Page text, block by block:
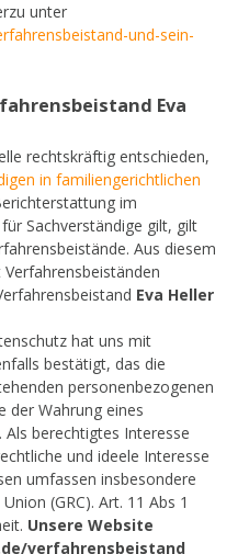
unter
und-sein-
Eva
rechtskräftig entschieden,
in familiengerichtlichen
im
Sachverständige gilt, gilt
Aus diesem
Eva Heller
hat uns mit
bestätigt, das die
personenbezogenen
der Wahrung eines
berechtigtes Interesse
und ideele Interesse
umfassen insbesondere
(GRC). Art. 11 Abs 1
Unsere Website
verfahrensbeistand